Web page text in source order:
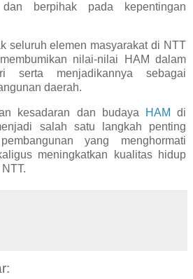
berpihak pada kepentingan
seluruh elemen masyarakat di NTT
nilai-nilai HAM dalam
serta menjadikannya sebagai
daerah.
kesadaran dan budaya HAM
di
salah satu langkah penting
yang menghormati
meningkatkan kualitas hidup